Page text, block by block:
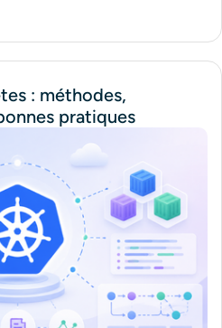
: méthodes,
pratiques